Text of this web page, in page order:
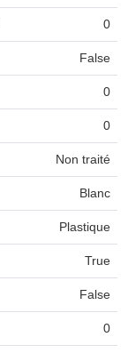
0
False
0
0
Non traité
Blanc
Plastique
True
False
0